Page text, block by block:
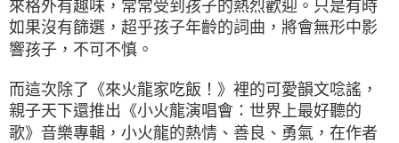
來格外有趣味，常常受到孩子的熱烈歡迎。只是有時
如果沒有篩選，超乎孩子年齡的詞曲，將會無形中影
響孩子，不可不慎。
而這次除了《來火龍家吃飯！》裡的可愛韻文唸謠，
親子天下還推出《小火龍演唱會：世界上最好聽的
歌》音樂專輯，小火龍的熱情、善良、勇氣，在作者